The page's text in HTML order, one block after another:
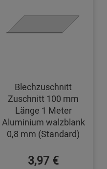
Blechzuschnitt
Zuschnitt 100 mm
Länge 1 Meter
Aluminium walzblank
0,8 mm (Standard)
3,97 €